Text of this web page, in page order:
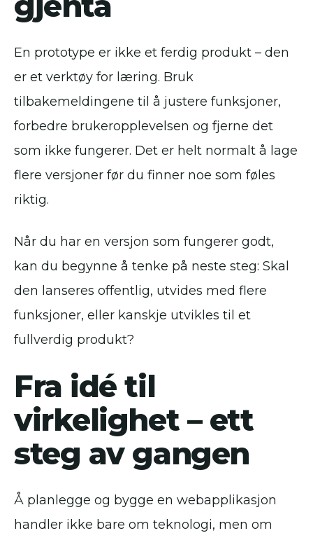
En prototype er ikke et ferdig produkt – den
er et verktøy for læring. Bruk
tilbakemeldingene til å justere funksjoner,
forbedre brukeropplevelsen og fjerne det
som ikke fungerer. Det er helt normalt å lage
flere versjoner før du finner noe som føles
riktig.
Når du har en versjon som fungerer godt,
kan du begynne å tenke på neste steg: Skal
den lanseres offentlig, utvides med flere
funksjoner, eller kanskje utvikles til et
fullverdig produkt?
Fra idé til
virkelighet – ett
steg av gangen
Å planlegge og bygge en webapplikasjon
handler ikke bare om teknologi, men om